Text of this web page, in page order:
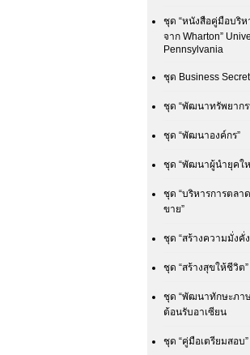
ชุด “หนังสือคู่มือบริห
จาก Wharton”
Pennsylvania
ชุด Business
ชุด “พัฒนาทรัพยาก
ชุด “พัฒนาองค์กร”
ชุด “พัฒนาผู้นำยุคใ
ชุด “บริหารการตลา
ขาย”
ชุด “สร้างความมั่งคั่ง
ชุด “สร้างสุขให้ชีวิต”
ชุด “พัฒนาทักษะภา
ต้อนรับอาเซียน
ชุด “คู่มือเตรียมสอบ”